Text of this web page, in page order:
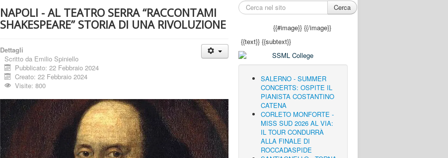
NAPOLI - AL TEATRO SERRA “RACCONTAMI
SHAKESPEARE” STORIA DI UNA RIVOLUZIONE
Dettagli
Scritto da Emilio Spiniello
Pubblicato: 22 Febbraio 2024
Creato: 22 Febbraio 2024
Visite: 800
Cerca
{{#image}}{{/image}}
{{text}} {{subtext}}
SALERNO - SUMMER
CONCERTS: OSPITE IL
PIANISTA COSTANTINO
CATENA
CORLETO MONFORTE -
MISS SUD 2026 AL VIA:
IL TOUR CONDURRÀ
ALLA FINALE DI
ROCCADASPIDE